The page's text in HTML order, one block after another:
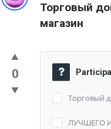
Торговый
магазин
0
Торговый
ЛУЧШЕГО